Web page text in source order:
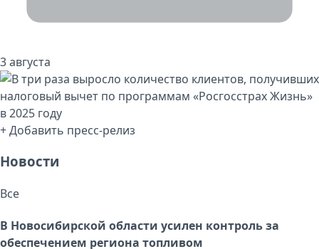
3 августа
+ Добавить пресс-релиз
Новости
Все
В Новосибирской области усилен контроль за
обеспечением региона топливом